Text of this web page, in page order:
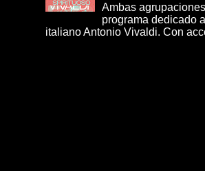
Ambas
programa dedicado
italiano Antonio Vivaldi. Con